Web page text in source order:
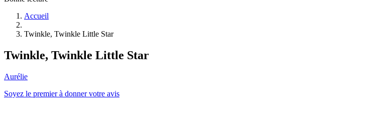
Accueil
Twinkle, Twinkle Little Star
Twinkle, Twinkle Little Star
Aurélie
Soyez le premier à donner votre avis